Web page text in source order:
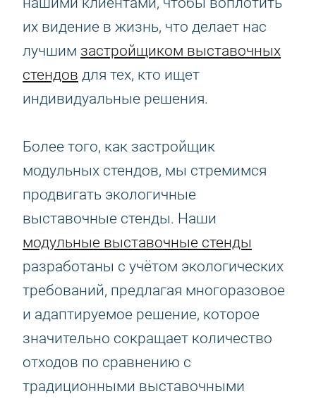
их видение в жизнь, что делает нас
лучшим застройщиком выставочных
стендов для тех, кто ищет
индивидуальные решения.
Более того, как застройщик
модульных стендов, мы стремимся
продвигать экологичные
выставочные стенды. Наши
модульные выставочные стенды
разработаны с учётом экологических
требований, предлагая многоразовое
и адаптируемое решение, которое
значительно сокращает количество
отходов по сравнению с
традиционными выставочными